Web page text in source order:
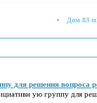
Дом 83
для решения вопроса
ую группу для